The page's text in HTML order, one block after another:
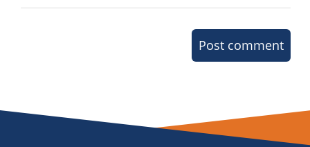
Post comment